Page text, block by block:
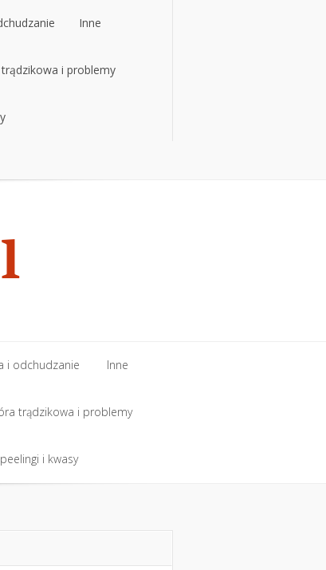
Inne
Inne
i problemy
i problemy
i odchudzanie
i odchudzanie
Inne
Inne
trądzikowa i problemy
trądzikowa i problemy
i kwasy